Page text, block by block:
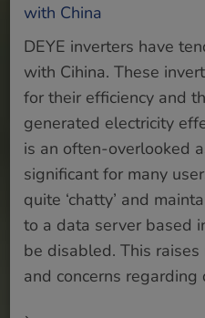
with China
DEYE inverters have
with Cihina. These
for their efficiency and
generated electricity
is an often-overlooked
significant for many
quite ‘chatty’ and
to a data server based
be disabled. This
and concerns regarding